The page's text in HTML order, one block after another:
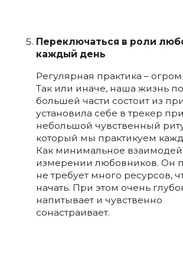
Переключаться в роли
каждый день
Регулярная практика –
Так или иначе, наша жизнь по
большей части состоит из
установила себе в трекер
небольшой чувственный
который мы практикуем
Как минимальное
измерении любовников. Он
не требует много ресурсов,
начать. При этом очень
напитывает и чувственно
сонастраивает.